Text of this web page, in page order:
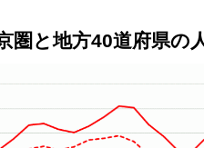
圏と地方40道府県の